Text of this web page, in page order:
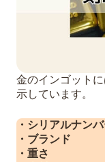
金のインゴット
示しています。
・シリアルナン
・ブランド
・重さ